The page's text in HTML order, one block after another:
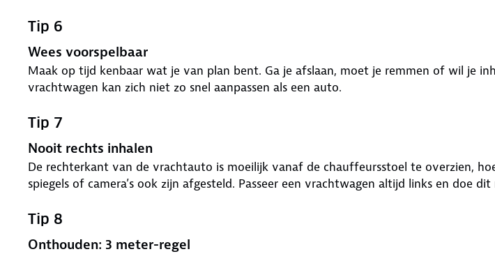
Tip 6
Wees voorspelbaar
Maak op tijd kenbaar wat je van plan bent. Ga je afslaan, moet je remmen of wil je
vrachtwagen kan zich niet zo snel aanpassen als een auto.
Tip 7
Nooit rechts inhalen
De rechterkant van de vrachtauto is moeilijk vanaf de chauffeursstoel te overzien,
spiegels of camera’s ook zijn afgesteld. Passeer een vrachtwagen altijd links en doe
Tip 8
Onthouden: 3 meter-regel